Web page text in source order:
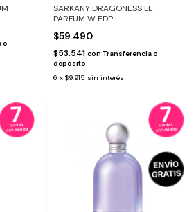
o
SARKANY DRAGONESS LE
PARFUM W EDP
$59.490
$53.541 con Transferencia o
depósito
6 x $9.915 sin interés